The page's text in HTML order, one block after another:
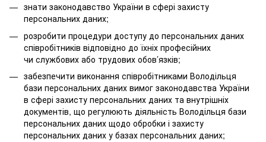
знати законодавство України в сфері захисту
персональних даних;
розробити процедури доступу до персональних даних
співробітників відповідно до їхніх професійних
чи службових або трудових обов’язків;
забезпечити виконання співробітниками Володільця
бази персональних даних вимог законодавства України
в сфері захисту персональних даних та внутрішніх
документів, що регулюють діяльність Володільця бази
персональних даних щодо обробки і захисту
персональних даних у базах персональних даних;